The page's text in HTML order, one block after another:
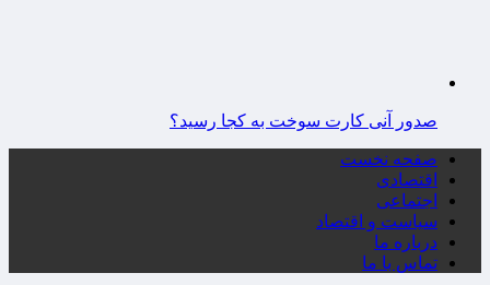
صدور آنی کارت سوخت به کجا رسید؟
صفحه نخست
اقتصادی
اجتماعی
سیاست و اقتصاد
درباره ما
تماس با ما